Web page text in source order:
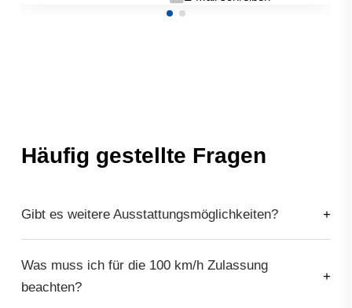
Häufig gestellte Fragen
Gibt es weitere Ausstattungsmöglichkeiten?
Was muss ich für die 100 km/h Zulassung
beachten?